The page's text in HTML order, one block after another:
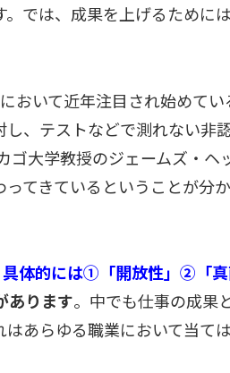
では、成果を上げるために
おいて近年注目され始めてい
、テストなどで測れない非
ゴ大学教授のジェームズ・ヘ
てきているということが分
具体的には①「開放性」②「真
あります。中でも仕事の成果
あらゆる職業において当て